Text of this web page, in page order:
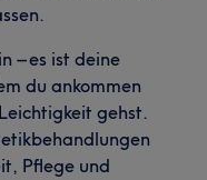
– es ist deine
du ankommen
gehst.
Pflege und